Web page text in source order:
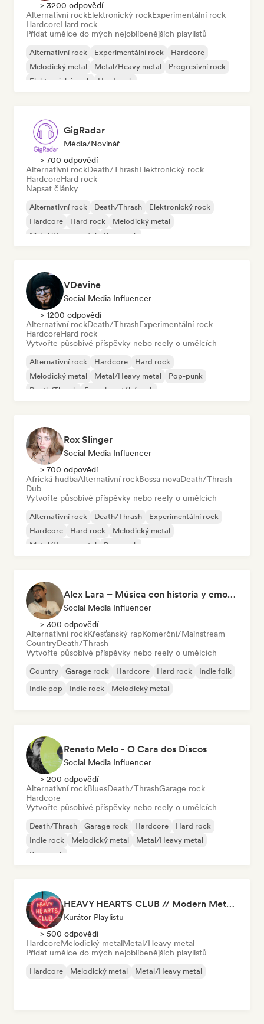
> 3200 odpovědí
Alternativní rockElektronický rockExperimentální rock
HardcoreHard rock
Přidat umělce do mých nejoblíbenějších playlistů
Alternativní rock Experimentální rock
Hardcore
Melodický metal
Metal/Heavy metal
Progresivní rock
Elektronický rock
Hard rock
GigRadar
Média/novinář
> 700 odpovědí
Alternativní rockDeath/ThrashElektronický rock
HardcoreHard rock
Napsat články
Alternativní rock Death/Thrash
Elektronický rock
Hardcore
Hard rock
Melodický metal
Metal/Heavy metal
Pop-punk
VDevine
Social Media Influencer
> 1200 odpovědí
Alternativní rockDeath/ThrashExperimentální rock
HardcoreHard rock
Vytvořte působivé příspěvky nebo reely o umělcích
Alternativní rock Hardcore
Hard rock
Melodický metal
Metal/Heavy metal
Pop-punk
Death/Thrash
Experimentální rock
Rox Slinger
Social Media Influencer
> 700 odpovědí
Africká hudbaAlternativní rockBossa novaDeath/Thrash
Dub
Vytvořte působivé příspěvky nebo reely o umělcích
Alternativní rock Death/Thrash
Experimentální rock
Hardcore
Hard rock
Melodický metal
Metal/Heavy metal
Pop-punk
Alex Lara – Música con historia y emociones
Social Media Influencer
> 300 odpovědí
Alternativní rockKřesťanský rapKomerční/Mainstream
CountryDeath/Thrash
Vytvořte působivé příspěvky nebo reely o umělcích
Country Garage rock Hardcore Hard rock
Indie folk
Indie pop
Indie rock Melodický metal
Renato Melo - O Cara dos Discos
Social Media Influencer
> 200 odpovědí
Alternativní rockBluesDeath/ThrashGarage rock
Hardcore
Vytvořte působivé příspěvky nebo reely o umělcích
Death/Thrash Garage rock Hardcore
Hard rock
Indie rock
Melodický metal
Metal/Heavy metal
Pop-punk
HEAVY HEARTS CLUB // Modern Metal Essentials
Kurátor Playlistu
> 500 odpovědí
HardcoreMelodický metalMetal/Heavy metal
Přidat umělce do mých nejoblíbenějších playlistů
Hardcore Melodický metal Metal/Heavy metal